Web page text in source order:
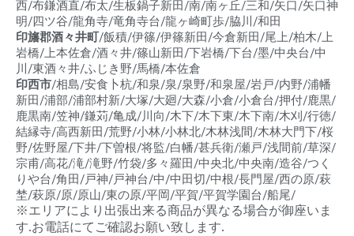
西/布鎌酒直/布太/生板鍋子新田/南/南ヶ丘/三和/矢口/矢口神
明/四ツ谷/龍角寺/竜角寺台/龍ヶ崎町歩/脇川/和田
印旛郡酒々井町/飯積/伊篠/伊篠新田/今倉新田/尾上/柏木/上
岩橋/上本佐倉/酒々井/篠山新田/下岩橋/下台/墨/中央台/中
川/東酒々井/ふじき野/馬橋/本佐倉
印西市/相島/安食卜杭/和泉/泉/泉野/和泉屋/岩戸/内野/浦幡
新田/浦部/浦部村新/大塚/大廻/大森/小倉/小倉台/押付/鹿黒/
鹿黒南/笠神/鎌苅/亀成/川向/木下/木下東/木下南/木刈/行徳/
結縁寺/高西新田/荒野/小林/小林北/木林浅間/木林大門下/桜
野/佐野屋/下井/下曽根/将監/白幡/甚兵衛/瀬戸/浅間前/草深/
宗甫/高花/滝/滝野/竹袋/多々羅田/中央北/中央南/造谷/つく
りや台/角田/戸神/戸神台/中/中田切/中根/長門屋/西の原/萩
埜/萩原/原/原山/東の原/平岡/平賀/平賀学園台/船尾/
※エリアにより出張出来る商品が異なる場合が御座いま
す.お電話にてご確認お願い致します.